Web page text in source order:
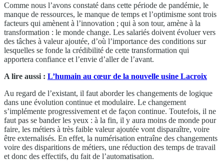
Comme nous l’avons constaté dans cette période de pandémie, le
manque de ressources, le manque de temps et l’optimisme sont trois
facteurs qui amènent à l’innovation ; qui à son tour, amène à la
transformation : le monde change. Les salariés doivent évoluer vers
des tâches à valeur ajoutée, d’où l’importance des conditions sur
lesquelles se fonde la crédibilité de cette transformation qui
apportera confiance et l’envie d’aller de l’avant.
A lire aussi : L’humain au cœur de la nouvelle usine Lacroix
Au regard de l’existant, il faut aborder les changements de logique
dans une évolution continue et modulaire. Le changement
s’implémente progressivement et de façon continue. Toutefois, il ne
faut pas se bander les yeux : à la fin, il y aura moins de monde pour
faire, les métiers à très faible valeur ajoutée vont disparaître, voire
être externalisés. En effet, la numérisation entraîne des changements
voire des disparitions de métiers, une réduction des temps de travail
et donc des effectifs, du fait de l’automatisation.